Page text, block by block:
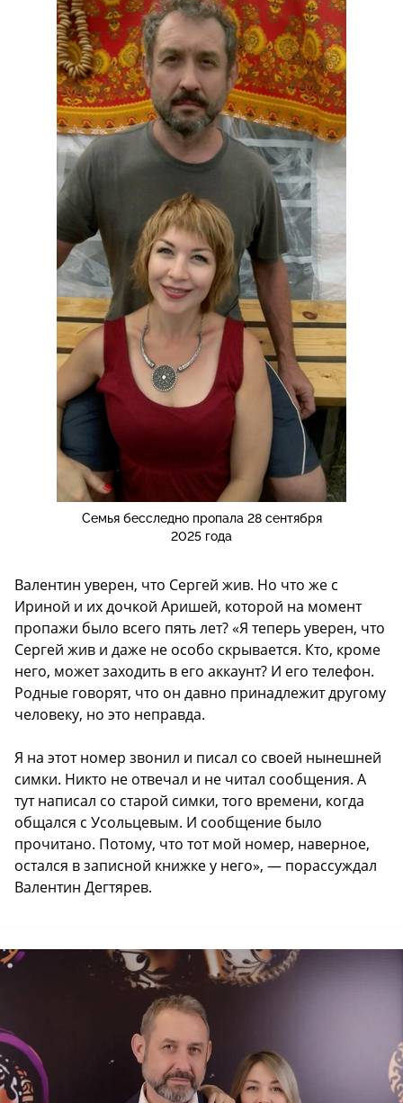
Семья бесследно пропала 28 сентября
2025 года
Валентин уверен, что Сергей жив. Но что же с
Ириной и их дочкой Аришей, которой на момент
пропажи было всего пять лет? «Я теперь уверен, что
Сергей жив и даже не особо скрывается. Кто, кроме
него, может заходить в его аккаунт? И его телефон.
Родные говорят, что он давно принадлежит другому
человеку, но это неправда.
Я на этот номер звонил и писал со своей нынешней
симки. Никто не отвечал и не читал сообщения. А
тут написал со старой симки, того времени, когда
общался с Усольцевым. И сообщение было
прочитано. Потому, что тот мой номер, наверное,
остался в записной книжке у него», — порассуждал
Валентин Дегтярев.